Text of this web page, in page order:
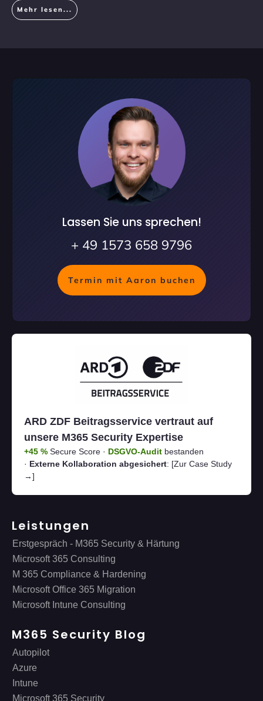
Mehr lesen...
Lassen Sie uns sprechen!
+ 49 1573 658 9796
Termin mit Aaron buchen
ARD ZDF Beitragsservice vertraut auf
unsere M365 Security Expertise
+45 % Secure Score · DSGVO-Audit bestanden
· Externe Kollaboration abgesichert: [Zur Case Study
→]
Leistungen
Erstgespräch - M365 Security & Härtung
Microsoft 365 Consulting
M 365 Compliance & Hardening
Microsoft Office 365 Migration
Microsoft Intune Consulting
M365 Security Blog
Autopilot
Azure
Intune
Microsoft 365 Security